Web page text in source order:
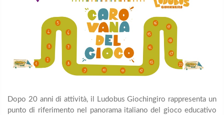
Dopo 20 anni di attività, il Ludobus Giochingiro rappresenta un
punto di riferimento nel panorama italiano del gioco educativo